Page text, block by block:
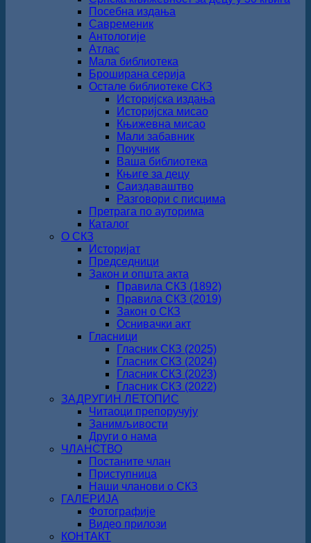
Посебна издања
Савременик
Антологије
Атлас
Мала библиотека
Броширана серија
Остале библиотеке СКЗ
Историјска издања
Историјска мисао
Књижевна мисао
Мали забавник
Поучник
Ваша библиотека
Књиге за децу
Саиздаваштво
Разговори с писцима
Претрага по ауторима
Каталог
О СКЗ
Историјат
Председници
Закон и општа акта
Правила СКЗ (1892)
Правила СКЗ (2019)
Закон о СКЗ
Оснивачки акт
Гласници
Гласник СКЗ (2025)
Гласник СКЗ (2024)
Гласник СКЗ (2023)
Гласник СКЗ (2022)
ЗАДРУГИН ЛЕТОПИС
Читаоци препоручују
Занимљивости
Други о нама
ЧЛАНСТВО
Постаните члан
Приступница
Наши чланови о СКЗ
ГАЛЕРИЈА
Фотографије
Видео прилози
КОНТАКТ